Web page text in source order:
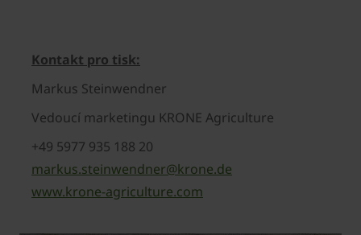
Kontakt pro tisk:
Markus Steinwendner
Vedoucí marketingu KRONE Agriculture
+49 5977 935 188 20
markus.steinwendner@krone.de
www.krone-agriculture.com